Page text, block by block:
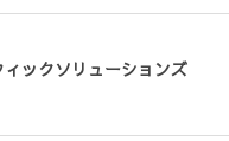
ックソリューションズ